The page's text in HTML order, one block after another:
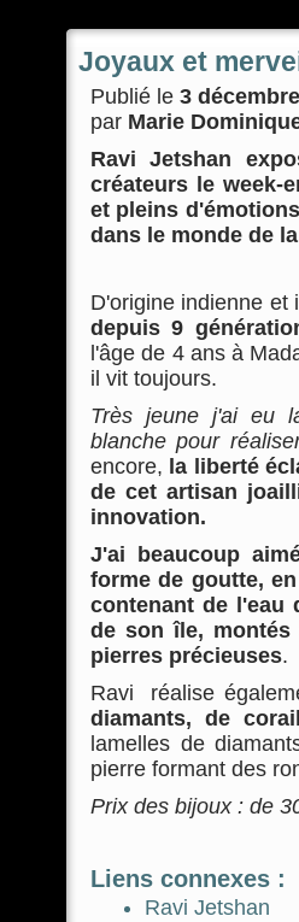
Joyaux et
Publié le 3
par Marie
Ravi Jetshan
créateurs le week-
et pleins
dans le monde de
D'origine indienne et
depuis 9
l'âge de 4 ans à
il vit toujours.
Très jeune j'ai eu
blanche pour
encore, la liberté
de cet artisan
innovation.
J'ai beaucoup
forme de goutte,
contenant de l'eau
de son île,
pierres précieuses.
Ravi réalise
diamants, de
lamelles de
pierre formant des
Prix des bijoux : de
Liens connexes :
Ravi Jetshan